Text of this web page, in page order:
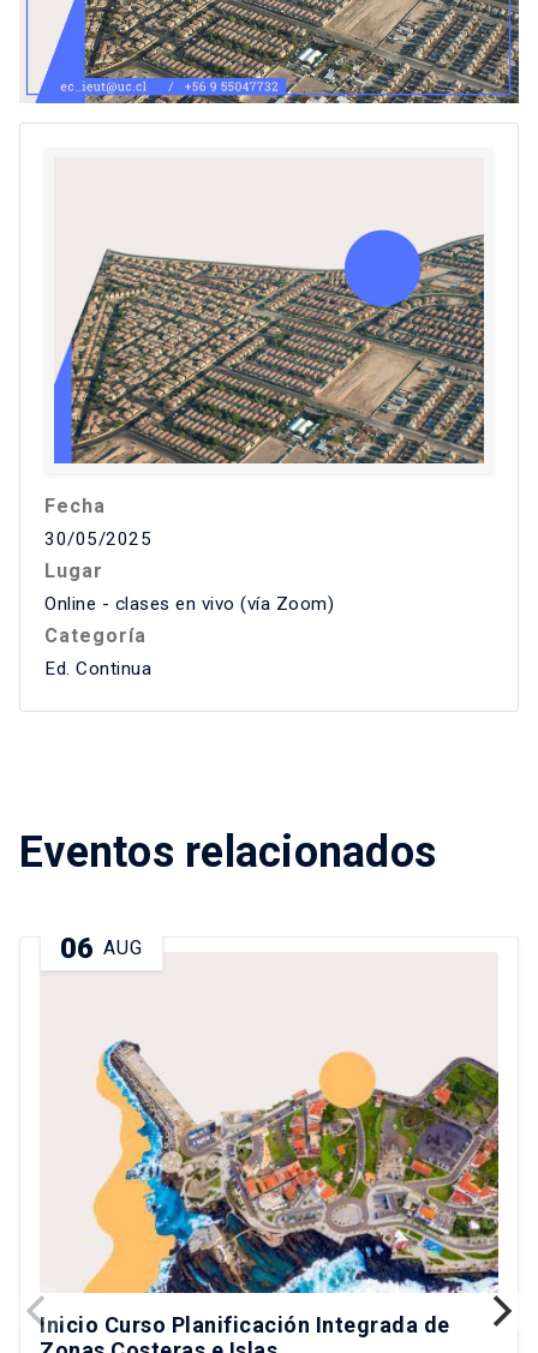
Fecha
30/05/2025
Lugar
Online - clases en vivo (vía Zoom)
Categoría
Ed. Continua
Eventos relacionados
06 AUG
Inicio Curso Planificación Integrada de